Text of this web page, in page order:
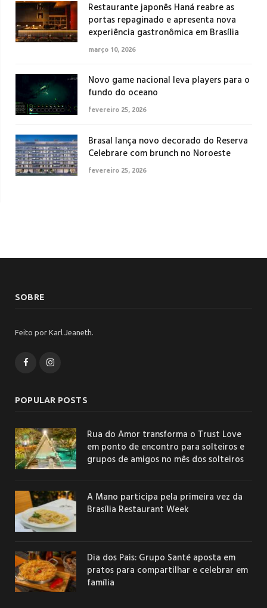
Restaurante japonês Haná reabre as
portas repaginado e apresenta nova
experiência gastronômica em Brasília
março 10, 2026
Novo game nacional leva players para o
fundo do oceano
fevereiro 25, 2026
Brasal lança novo decorado do Reserva
Celebrare com brunch no Noroeste
fevereiro 25, 2026
SOBRE
Feito por Karl Jeaneth.
FacebookInstagram
POPULAR POSTS
Rua do Amor transforma o Trust Love
em ponto de encontro para solteiros e
grupos de amigos no mês dos solteiros
A Mano participa pela primeira vez da
Brasília Restaurant Week
Dia dos Pais: Grupo Santé aposta em
pratos para compartilhar e celebrar em
família